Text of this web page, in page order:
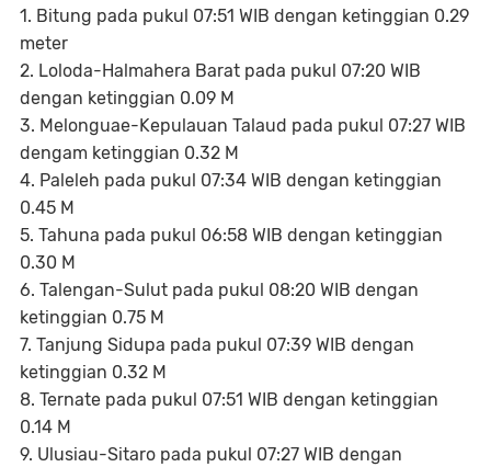
1. Bitung pada pukul 07:51 WIB dengan ketinggian 0.29
meter
2. Loloda-Halmahera Barat pada pukul 07:20 WIB
dengan ketinggian 0.09 M
3. Melonguae-Kepulauan Talaud pada pukul 07:27 WIB
dengam ketinggian 0.32 M
4. Paleleh pada pukul 07:34 WIB dengan ketinggian
0.45 M
5. Tahuna pada pukul 06:58 WIB dengan ketinggian
0.30 M
6. Talengan-Sulut pada pukul 08:20 WIB dengan
ketinggian 0.75 M
7. Tanjung Sidupa pada pukul 07:39 WIB dengan
ketinggian 0.32 M
8. Ternate pada pukul 07:51 WIB dengan ketinggian
0.14 M
9. Ulusiau-Sitaro pada pukul 07:27 WIB dengan